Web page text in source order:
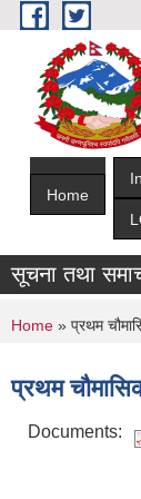
Skip to main content
Home
सूचना तथा
You are
Home » प्रथम
प्रथम
Documents: